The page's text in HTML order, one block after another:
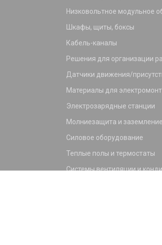
Низковольтное модульное
Шкафы, щиты, боксы
Кабель-каналы
Решения для организации
Датчики движения/
Материалы для
Электрозарядные станции
Молниезащита и заземление
Силовое оборудование
Теплые полы и термостаты
Системы вентиляции и